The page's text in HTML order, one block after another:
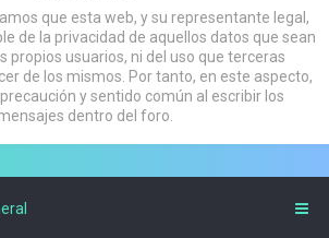
que esta web, y su representante legal,
de la privacidad de aquellos datos que sean
propios usuarios, ni del uso que terceras
de los mismos. Por tanto, en este aspecto,
y sentido común al escribir los
dentro del foro.